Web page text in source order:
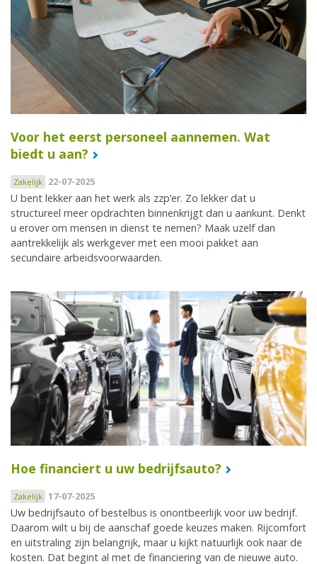
Voor het eerst personeel aannemen. Wat
biedt u aan?
Zakelijk 22-07-2025
U bent lekker aan het werk als zzp’er. Zo lekker dat u
structureel meer opdrachten binnenkrijgt dan u aankunt. Denkt
u erover om mensen in dienst te nemen? Maak uzelf dan
aantrekkelijk als werkgever met een mooi pakket aan
secundaire arbeidsvoorwaarden.
Hoe financiert u uw bedrijfsauto?
Zakelijk 17-07-2025
Uw bedrijfsauto of bestelbus is onontbeerlijk voor uw bedrijf.
Daarom wilt u bij de aanschaf goede keuzes maken. Rijcomfort
en uitstraling zijn belangrijk, maar u kijkt natuurlijk ook naar de
kosten. Dat begint al met de financiering van de nieuwe auto.